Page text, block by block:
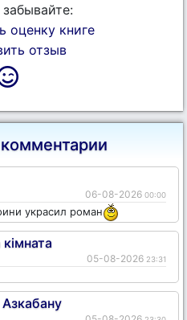
оценку книге
отзыв
06-08-2026 00:00
украсил роман
05-08-2026 23:31
Азкабану